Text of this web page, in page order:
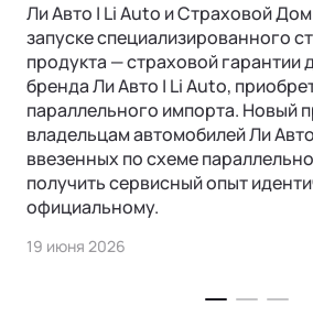
Ли Авто | Li Auto и Страховой
запуске специализированного
продукта — страховой гарантии
бренда Ли Авто | Li Auto,
параллельного импорта. Новый
владельцам автомобилей Ли
ввезенных по схеме
получить сервисный опыт
официальному.
19 июня 2026